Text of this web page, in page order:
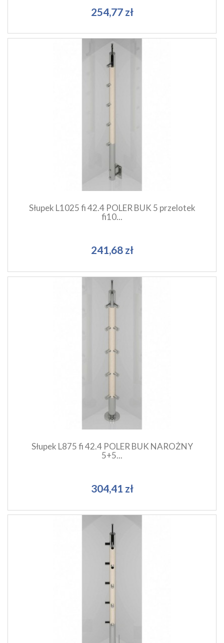
254,77 zł
Słupek L1025 fi 42.4 POLER BUK 5 przelotek
fi10...
241,68 zł
Szybki podgląd produktu
Słupek L875 fi 42.4 POLER BUK NAROŻNY
5+5...
304,41 zł
Szybki podgląd produktu